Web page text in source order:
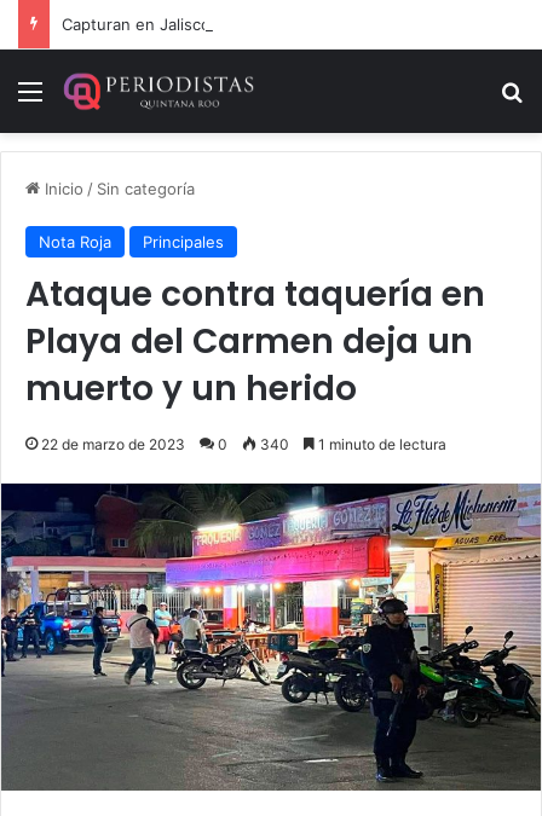
Menú
Inicio / Sin categoría
Nota Roja Principales
Ataque contra taquería en
Playa del Carmen deja un
muerto y un herido
22 de marzo de 2023 0 340 1 minuto de lectura